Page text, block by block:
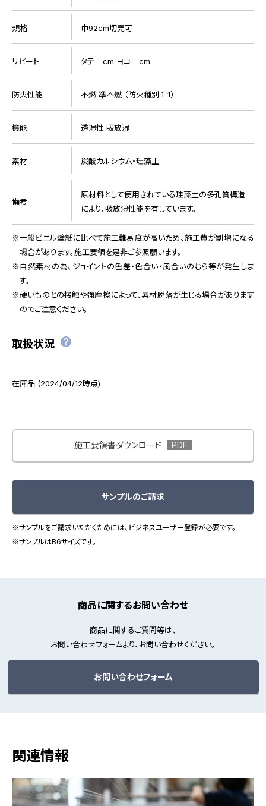
規格 巾92cm切売可
リピート タテ - cm ヨコ - cm
防火性能 不燃 準不燃 （防火種別:1-1）
機能 透湿性 吸放湿
素材 炭酸カルシウム・珪藻土
備考
原材料として使用されている珪藻土の多孔質構造
により、吸放湿性能を有しています。
一般ビニル壁紙に比べて施工難易度が高いため、施工費が割増になる
場合があります。施工要領を是非ご参照願います。
自然素材の為、ジョイントの色差・色合い・風合いのむら等が発生しま
す。
硬いものとの接触や強摩擦によって、素材脱落が生じる場合があります
のでご注意ください。
取扱状況
在庫品 (2024/04/12時点)
施工要領書ダウンロード
サンプルのご請求
※サンプルをご請求いただくためには、ビジネスユーザー登録が必要です。
※サンプルはB6サイズです。
商品に関するお問い合わせ
商品に関するご質問等は、
お問い合わせフォームより、お問い合わせください。
お問い合わせフォーム
関連情報